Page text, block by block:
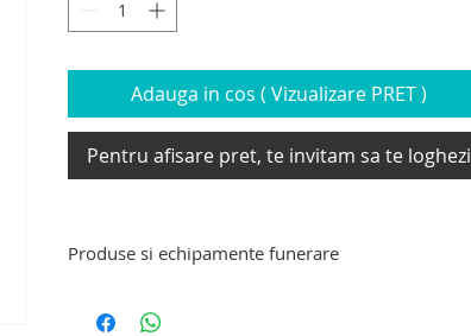
Adauga in cos ( Vizualizare PRET )
Pentru afisare pret, te invitam sa te loghezi
Produse si echipamente funerare
targa de transport decedati, targa de recuperare